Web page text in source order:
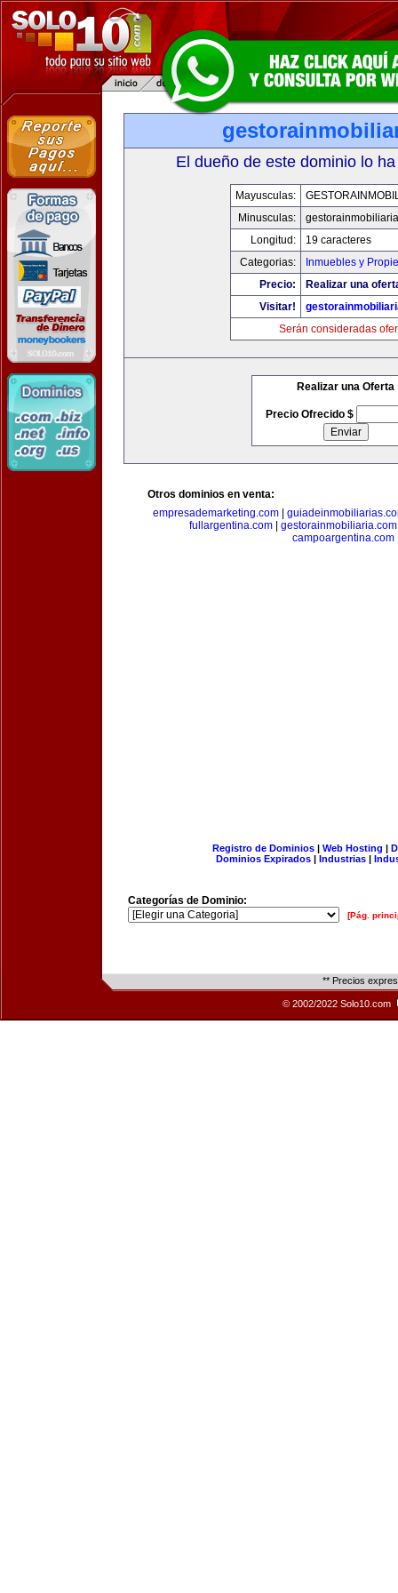
El dueño de este dominio lo
Mayusculas:
Minusculas:
Longitud:
19 caracteres
Categorias:
Inmuebles y
Precio:
Realizar una
Visitar!
Serán consideradas
Realizar una Oferta
Precio Ofrecido $
Otros dominios en venta:
empresademarketing.com|
fullargentina.com
gestorainmobiliaria.com
campoargentina.com
Registro de Dominios| Web Hosting |
Dominios Expirados | Industrias |
Categorías de Dominio:
[Pág.
** Precios
© 2002/2022 Solo10.com